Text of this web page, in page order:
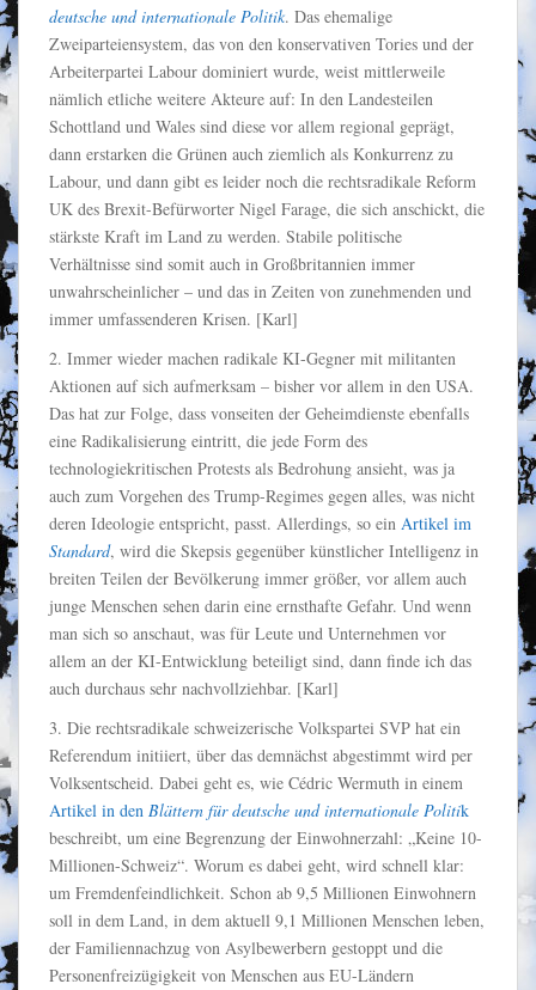
deutsche und internationale Politik. Das ehemalige
Zweiparteiensystem, das von den konservativen Tories und der
Arbeiterpartei Labour dominiert wurde, weist mittlerweile
nämlich etliche weitere Akteure auf: In den Landesteilen
Schottland und Wales sind diese vor allem regional geprägt,
dann erstarken die Grünen auch ziemlich als Konkurrenz zu
Labour, und dann gibt es leider noch die rechtsradikale Reform
UK des Brexit-Befürworter Nigel Farage, die sich anschickt, die
stärkste Kraft im Land zu werden. Stabile politische
Verhältnisse sind somit auch in Großbritannien immer
unwahrscheinlicher – und das in Zeiten von zunehmenden und
immer umfassenderen Krisen. [Karl]
2. Immer wieder machen radikale KI-Gegner mit militanten
Aktionen auf sich aufmerksam – bisher vor allem in den USA.
Das hat zur Folge, dass vonseiten der Geheimdienste ebenfalls
eine Radikalisierung eintritt, die jede Form des
technologiekritischen Protests als Bedrohung ansieht, was ja
auch zum Vorgehen des Trump-Regimes gegen alles, was nicht
deren Ideologie entspricht, passt. Allerdings, so ein Artikel im
Standard, wird die Skepsis gegenüber künstlicher Intelligenz in
breiten Teilen der Bevölkerung immer größer, vor allem auch
junge Menschen sehen darin eine ernsthafte Gefahr. Und wenn
man sich so anschaut, was für Leute und Unternehmen vor
allem an der KI-Entwicklung beteiligt sind, dann finde ich das
auch durchaus sehr nachvollziehbar. [Karl]
3. Die rechtsradikale schweizerische Volkspartei SVP hat ein
Referendum initiiert, über das demnächst abgestimmt wird per
Volksentscheid. Dabei geht es, wie Cédric Wermuth in einem
Artikel in den Blättern für deutsche und internationale Politik
beschreibt, um eine Begrenzung der Einwohnerzahl: „Keine 10-
Millionen-Schweiz“. Worum es dabei geht, wird schnell klar:
um Fremdenfeindlichkeit. Schon ab 9,5 Millionen Einwohnern
soll in dem Land, in dem aktuell 9,1 Millionen Menschen leben,
der Familiennachzug von Asylbewerbern gestoppt und die
Personenfreizügigkeit von Menschen aus EU-Ländern